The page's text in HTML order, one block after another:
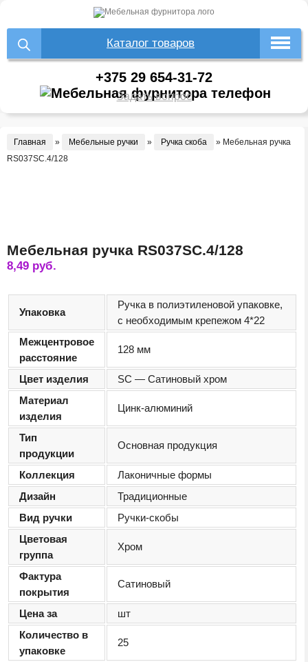
Каталог товаров
+375 29 654-31-72
Задать вопрос
Главная » Мебельные ручки » Ручка скоба » Мебельная ручка
RS037SC.4/128
Мебельная ручка RS037SC.4/128
8,49 руб.
Упаковка
Ручка в полиэтиленовой упаковке,
с необходимым крепежом 4*22
Межцентровое
расстояние
128 мм
Цвет изделия
SC — Сатиновый хром
Материал
изделия
Цинк-алюминий
Тип
продукции
Основная продукция
Коллекция
Лаконичные формы
Дизайн
Традиционные
Вид ручки
Ручки-скобы
Цветовая
группа
Хром
Фактура
покрытия
Сатиновый
Цена за
шт
Количество в
упаковке
25